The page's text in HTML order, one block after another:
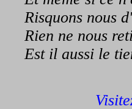
Risquons nous
Rien ne nous
Est il aussi le